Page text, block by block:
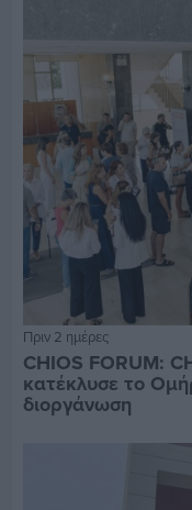
Πριν 2 ημέρες
CHIOS FORUM:
κατέκλυσε το
διοργάνωση